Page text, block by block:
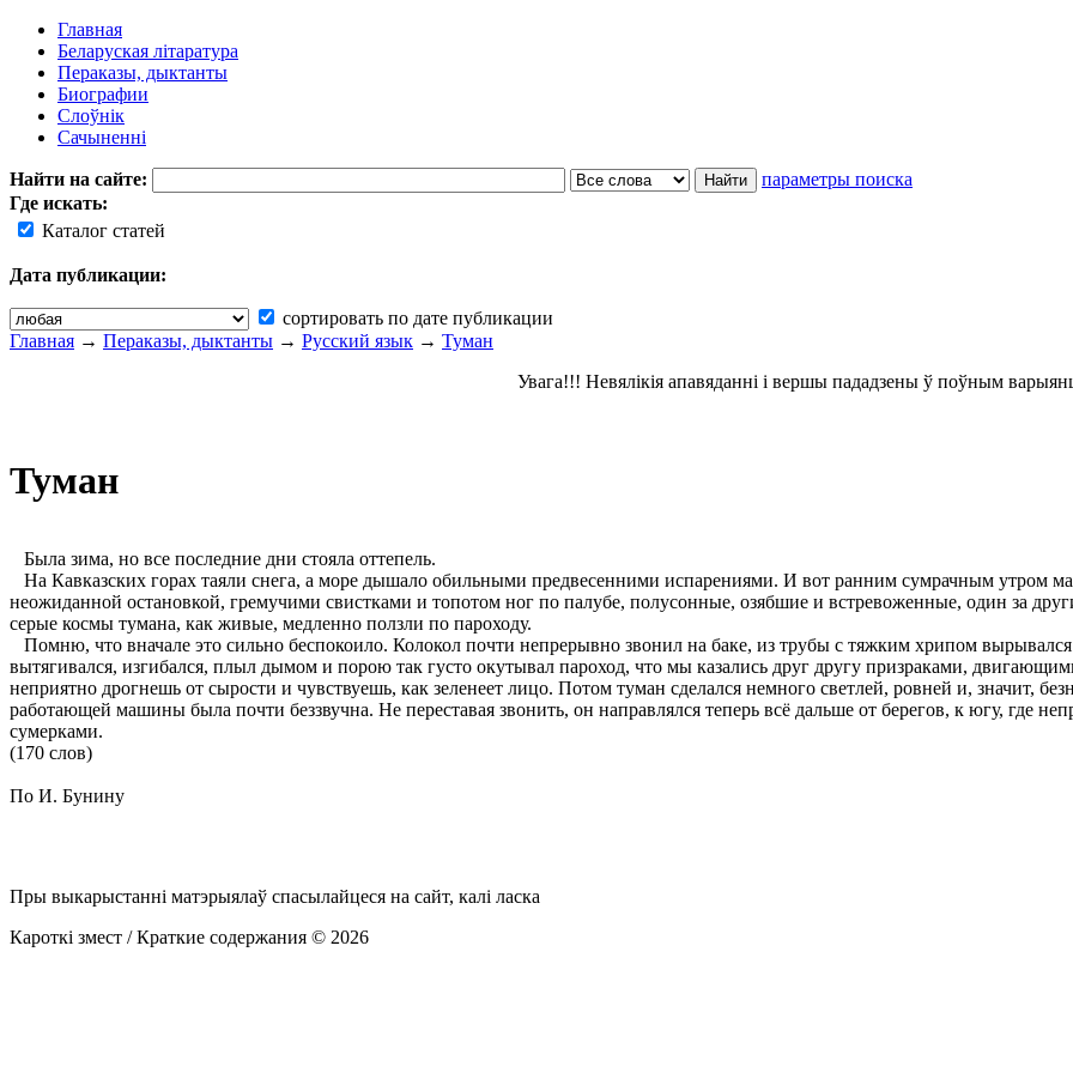
Главная
Беларуская літаратура
Пераказы, дыктанты
Биографии
Слоўнік
Сачыненні
Найти на сайте:
параметры поиска
Где искать:
Каталог статей
Дата публикации:
сортировать по дате публикации
Главная → Пераказы, дыктанты → Русский язык → Туман
Увага!!! Невялікія апавяданні і вершы пададзены ў поўным
Туман
Была зима, но все последние дни стояла оттепель.
На Кавказских горах таяли снега, а море дышало обильными предвесенними испарениями. И вот ранним сумрачным утром
неожиданной остановкой, гремучими свистками и топотом ног по палубе, полусонные, озябшие и встревоженные, один за
серые космы тумана, как живые, медленно ползли по пароходу.
Помню, что вначале это сильно беспокоило. Колокол почти непрерывно звонил на баке, из трубы с тяжким хрипом
вытягивался, изгибался, плыл дымом и порою так густо окутывал пароход, что мы казались друг другу призраками,
неприятно дрогнешь от сырости и чувствуешь, как зеленеет лицо. Потом туман сделался немного светлей, ровней и, значит,
работающей машины была почти беззвучна. Не переставая звонить, он направлялся теперь всё дальше от берегов, к югу, где
сумерками.
(170 слов)
По И. Бунину
Пры выкарыстанні матэрыялаў спасылайцеся на сайт, калі ласка
Кароткі змест / Краткие содержания © 2026